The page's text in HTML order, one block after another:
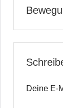
Deine E-